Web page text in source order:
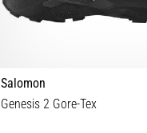
Salomon
Genesis 2 Gore-Tex